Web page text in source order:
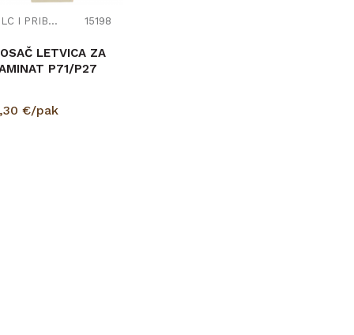
FILC I PRIBOR 15198
LETVICA ZA
P71/P27
€/pak